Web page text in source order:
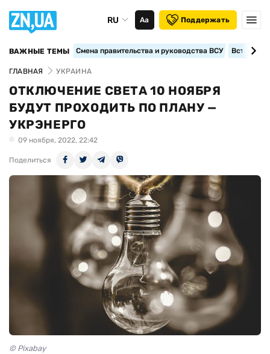
RU Аа Поддержать
ВАЖНЫЕ ТЕМЫ Смена правительства и руководства ВСУ
ГЛАВНАЯ УКРАИНА
ОТКЛЮЧЕНИЕ СВЕТА 10 НОЯБРЯ
БУДУТ ПРОХОДИТЬ ПО ПЛАНУ —
УКРЭНЕРГО
09 ноября, 2022, 22:42
Поделиться
© Pixabay